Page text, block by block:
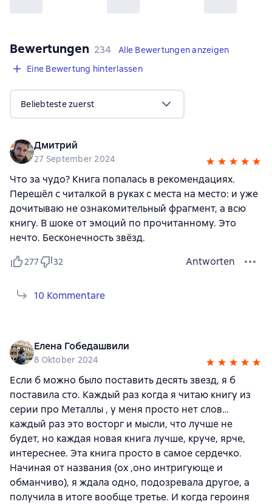
Bewertungen 234 Bewertungen
234
Alle Bewertungen anzeigen
Eine Bewertung hinterlassen
Beliebteste zuerst
Дмитрий
27 September 2024
Что за чудо? Книга попалась в рекомендациях.
Перешёл с читалкой в руках с места на место: и уже
дочитываю не ознакомительный фрагмент, а всю
книгу. В шоке от эмоций по прочитанному. Это
нечто. Бесконечность звёзд.
277 32 Antworten
10 Kommentare
Елена Гобедашвили
8 Oktober 2024
Если б можно было поставить десять звезд, я б
поставила сто. Каждый раз когда я читаю книгу из
серии про Металлы , у меня просто нет слов…
каждый раз это восторг и мысли, что лучше не
будет, но каждая новая книга лучше, круче, ярче,
интереснее. Эта книга просто в самое сердечко.
Начиная от названия (ох ,оно интригующе и
обманчиво), я ждала одно, подозревала другое, а
получила в итоге вообще третье. И когда героиня